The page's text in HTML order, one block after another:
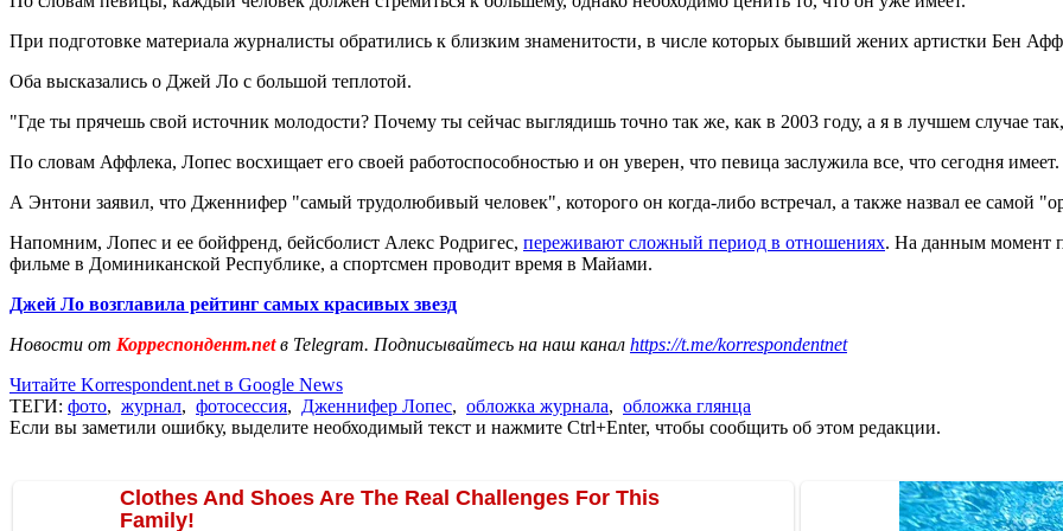
При подготовке материала журналисты обратились к близким знаменитости, в числе которых бывший жених артистки Бен
Оба высказались о Джей Ло с большой теплотой.
"Где ты прячешь свой источник молодости? Почему ты сейчас выглядишь точно так же, как в 2003 году, а я в лучшем случае
По словам Аффлека, Лопес восхищает его своей работоспособностью и он уверен, что певица заслужила все, что сегодня имеет.
А Энтони заявил, что Дженнифер "самый трудолюбивый человек", которого он когда-либо встречал, а также назвал ее самой
Напомним, Лопес и ее бойфренд, бейсболист Алекс Родригес, переживают сложный период в отношениях. На данным момент
фильме в Доминиканской Республике, а спортсмен проводит время в Майами.
Джей Ло возглавила рейтинг самых красивых звезд
Новости от Корреспондент.netв Telegram. Подписывайтесь на наш канал https://t.me/korrespondentnet
Читайте Korrespondent.net в Google News
ТЕГИ: фото, журнал, фотосессия, Дженнифер Лопес, обложка журнала, обложка глянца
Если вы заметили ошибку, выделите необходимый текст и нажмите Ctrl+Enter, чтобы сообщить об этом редакции.